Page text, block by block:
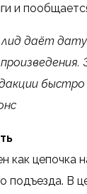
и
даёт
как цепочка
подъезда. В